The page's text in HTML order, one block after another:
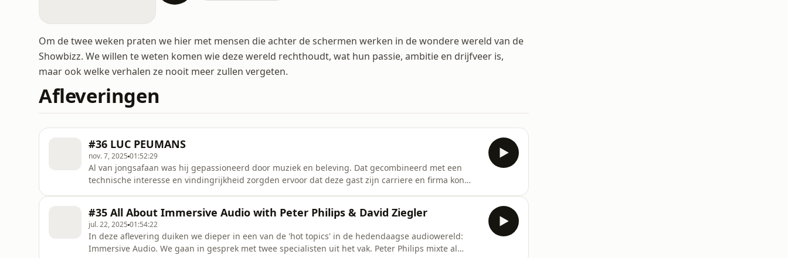
Om de twee weken praten we hier met mensen die achter de schermen werken in de wondere wereld van de
Showbizz. We willen te weten komen wie deze wereld rechthoudt, wat hun passie, ambitie en drijfveer is,
maar ook welke verhalen ze nooit meer zullen vergeten.
Afleveringen
#36 LUC PEUMANS
nov. 7, 2025 01:52:29
Al van jongsafaan was hij gepassioneerd door muziek en beleving. Dat gecombineerd met een
technische interesse en vindingrijkheid zorgden ervoor dat deze gast zijn carriere en firma kon
MIA's, Clouseau e
#35 All About Immersive Audio with Peter Philips & David Ziegler
jul. 22, 2025 01:54:22
In deze aflevering duiken we dieper in een van de 'hot topics' in de hedendaagse audiowereld:
Immersive Audio. We gaan in gesprek met twee specialisten uit het vak. Peter Philips mixte al